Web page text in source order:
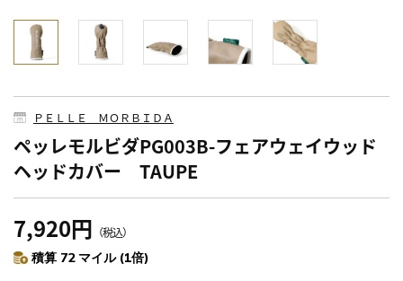
ＰＥＬＬＥ ＭＯＲＢＩＤＡ
ペッレモルビダPG003B-フェアウェイウッド
ヘッドカバー TAUPE
7,920円 （税込）
積算 72 マイル (1倍)